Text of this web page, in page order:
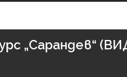
„Сарандев“